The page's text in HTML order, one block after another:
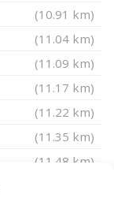
(10.91 km)
(11.04 km)
(11.09 km)
(11.17 km)
(11.22 km)
(11.35 km)
(11.48 km)